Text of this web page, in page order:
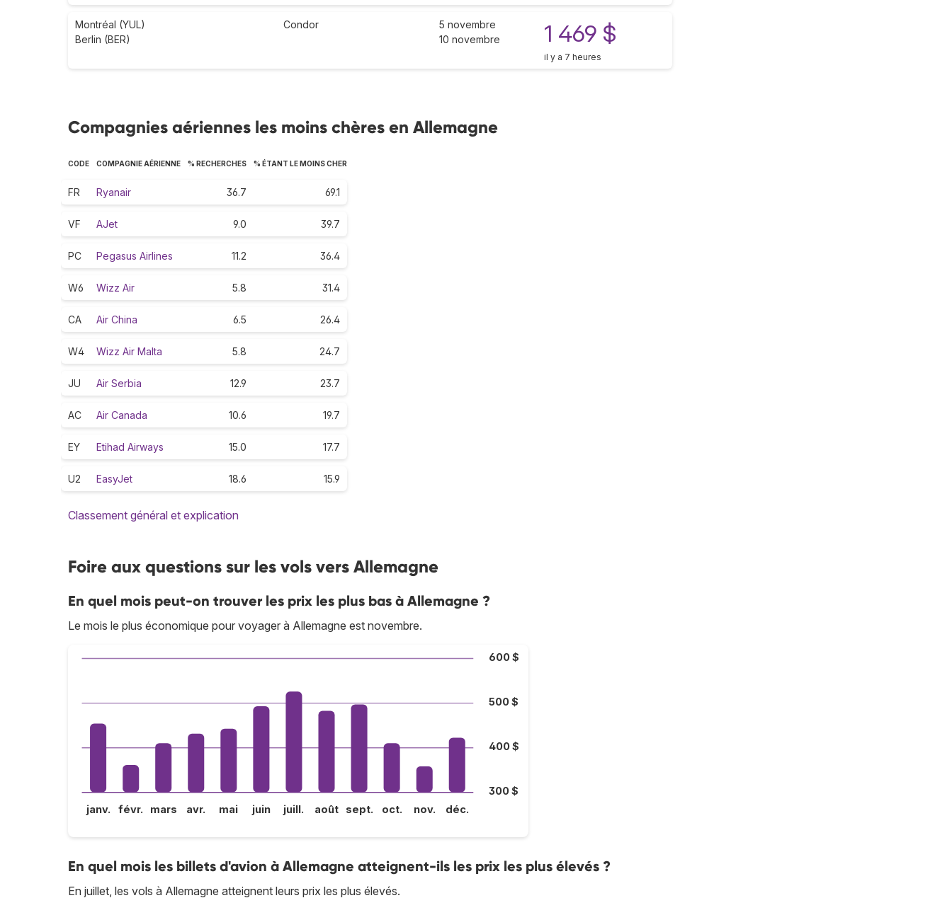
Montréal (YUL)
Berlin (BER)
Condor
5 novembre
10 novembre
1 469 $
il y a 7 heures
Compagnies aériennes les moins chères en Allemagne
CODE COMPAGNIE AÉRIENNE % RECHERCHES % ÉTANT LE MOINS CHER
FR Ryanair 36.7 69.1
VF AJet 9.0 39.7
PC Pegasus Airlines 11.2 36.4
W6 Wizz Air 5.8 31.4
CA Air China 6.5 26.4
W4 Wizz Air Malta 5.8 24.7
JU Air Serbia 12.9 23.7
AC Air Canada 10.6 19.7
EY Etihad Airways 15.0 17.7
U2 EasyJet 18.6 15.9
Classement général et explication
Foire aux questions sur les vols vers Allemagne
En quel mois peut-on trouver les prix les plus bas à Allemagne ?
Le mois le plus économique pour voyager à Allemagne est novembre.
300 $
400 $
500 $
600 $
janv. févr. mars avr. mai juin juill. août sept. oct. nov. déc.
En quel mois les billets d'avion à Allemagne atteignent-ils les prix les plus élevés ?
En juillet, les vols à Allemagne atteignent leurs prix les plus élevés.